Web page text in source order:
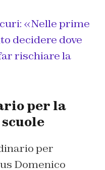
«Nelle prime
decidere dove
rischiare la
per la
per
Domenico